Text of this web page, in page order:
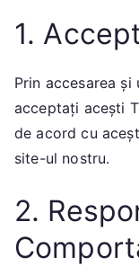
1.
Prin accesarea
acceptați acești
de acord cu
site-ul nostru.
2.